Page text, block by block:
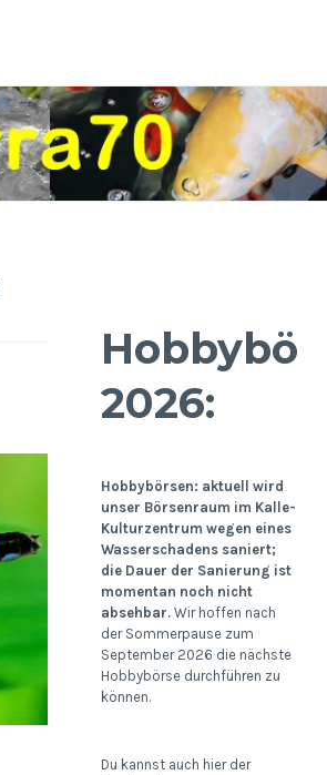
2026:
Hobbybörsen: aktuell wird
unser Börsenraum im Kalle-
Kulturzentrum wegen eines
Wasserschadens saniert;
die Dauer der Sanierung ist
momentan noch nicht
absehbar.Wir hoffen nach
der Sommerpause zum
September 2026 die nächste
Hobbybörse durchführen zu
können.
Du kannst auch hier der